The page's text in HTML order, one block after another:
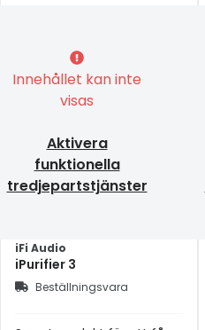
Innehållet kan inte
visas
Aktivera
funktionella
tredjepartstjänster
iFi Audio
iPurifier 3
Beställningsvara